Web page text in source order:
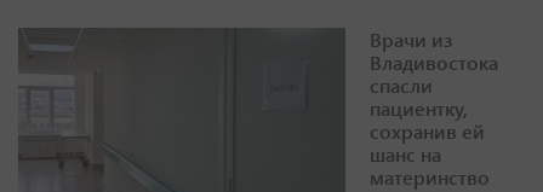
Врачи из
Владивостока
спасли
пациентку,
сохранив ей
шанс на
материнство